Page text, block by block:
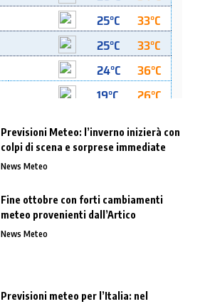
Previsioni Meteo: l’inverno inizierà con
colpi di scena e sorprese immediate
News Meteo
Fine ottobre con forti cambiamenti
meteo provenienti dall’Artico
News Meteo
Previsioni meteo per l’Italia: nel